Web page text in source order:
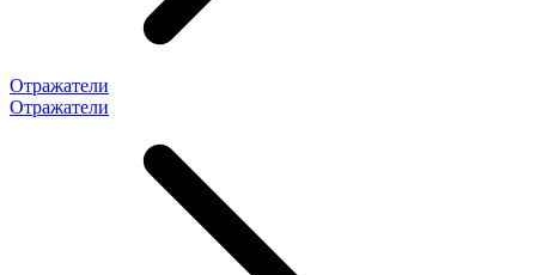
Отражатели
Отражатели